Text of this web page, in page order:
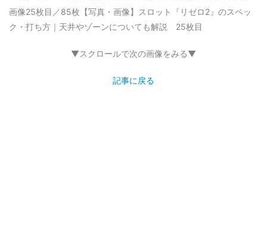
画像25枚目／85枚 【写真・画像】スロット『リゼロ2』のスペッ
ク・打ち方｜天井やゾーンについても解説 25枚目
▼スクロールで次の画像をみる▼
記事に戻る